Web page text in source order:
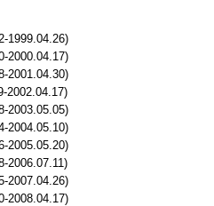
1999.04.26)
2000.04.17)
2001.04.30)
2002.04.17)
2003.05.05)
2004.05.10)
2005.05.20)
2006.07.11)
2007.04.26)
2008.04.17)